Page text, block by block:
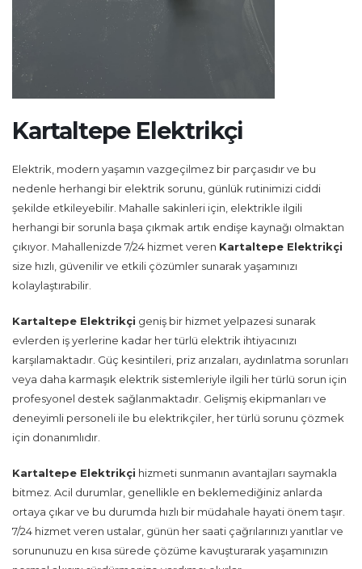
Kartaltepe Elektrikçi
Elektrik, modern yaşamın vazgeçilmez bir parçasıdır ve bu
nedenle herhangi bir elektrik sorunu, günlük rutinimizi ciddi
şekilde etkileyebilir. Mahalle sakinleri için, elektrikle ilgili
herhangi bir sorunla başa çıkmak artık endişe kaynağı olmaktan
çıkıyor. Mahallenizde 7/24 hizmet veren Kartaltepe Elektrikçi
size hızlı, güvenilir ve etkili çözümler sunarak yaşamınızı
kolaylaştırabilir.
Kartaltepe Elektrikçi geniş bir hizmet yelpazesi sunarak
evlerden iş yerlerine kadar her türlü elektrik ihtiyacınızı
karşılamaktadır. Güç kesintileri, priz arızaları, aydınlatma sorunları
veya daha karmaşık elektrik sistemleriyle ilgili her türlü sorun için
profesyonel destek sağlanmaktadır. Gelişmiş ekipmanları ve
deneyimli personeli ile bu elektrikçiler, her türlü sorunu çözmek
için donanımlıdır.
Kartaltepe Elektrikçi hizmeti sunmanın avantajları saymakla
bitmez. Acil durumlar, genellikle en beklemediğiniz anlarda
ortaya çıkar ve bu durumda hızlı bir müdahale hayati önem taşır.
7/24 hizmet veren ustalar, günün her saati çağrılarınızı yanıtlar ve
sorununuzu en kısa sürede çözüme kavuşturarak yaşamınızın